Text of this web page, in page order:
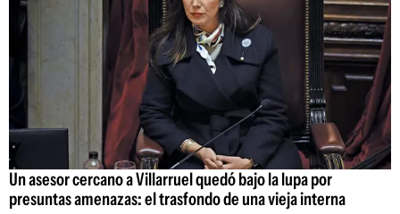
Un asesor cercano a Villarruel quedó bajo la lupa por
presuntas amenazas: el trasfondo de una vieja interna